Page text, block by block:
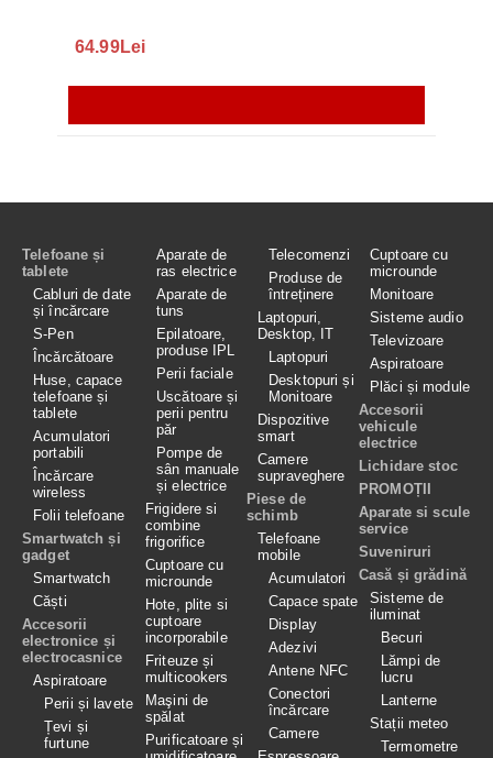
64.99Lei
Telefoane și
tablete
Cabluri de date
și încărcare
S-Pen
Încărcătoare
Huse, capace
telefoane și
tablete
Acumulatori
portabili
Încărcare
wireless
Folii telefoane
Smartwatch și
gadget
Smartwatch
Căști
Accesorii
electronice și
electrocasnice
Aspiratoare
Perii și lavete
Țevi și
furtune
Aparate de
ras electrice
Aparate de
tuns
Epilatoare,
produse IPL
Perii faciale
Uscătoare și
perii pentru
păr
Pompe de
sân manuale
și electrice
Frigidere si
combine
frigorifice
Cuptoare cu
microunde
Hote, plite si
cuptoare
incorporabile
Friteuze și
multicookers
Maşini de
spălat
Purificatoare și
Telecomenzi
Produse de
întreținere
Laptopuri,
Desktop, IT
Laptopuri
Desktopuri și
Monitoare
Dispozitive
smart
Camere
supraveghere
Piese de
schimb
Telefoane
mobile
Acumulatori
Capace spate
Display
Adezivi
Antene NFC
Conectori
încărcare
Camere
Cuptoare cu
microunde
Monitoare
Sisteme audio
Televizoare
Aspiratoare
Plăci și module
Accesorii
vehicule
electrice
Lichidare stoc
PROMOȚII
Aparate si scule
service
Suveniruri
Casă și grădină
Sisteme de
iluminat
Becuri
Lămpi de
lucru
Lanterne
Stații meteo
Termometre